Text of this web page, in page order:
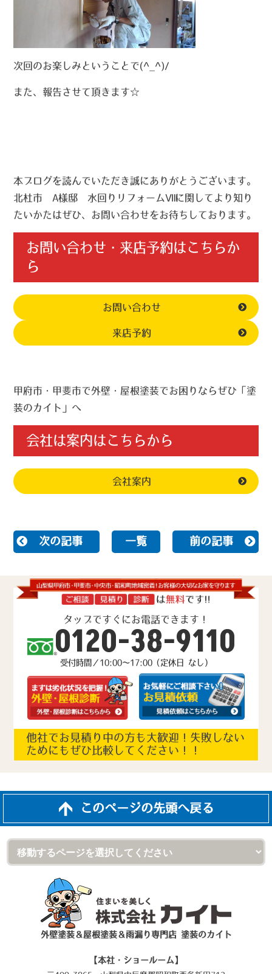
次回のお楽しみということで(^_^)/
また、報告させて頂きます☆
本ブログを読んでいただき誠にありがとうございます。
北杜市 A様邸 水回りリフォームⅧに関してより知り
たいかたはぜひ、お問い合わせをお待ちしております。
お問い合わせ・来店予約はこちらか
ら
お問い合わせ
来店予約
甲府市・甲斐市で外壁・屋根塗装でお困りならぜひ「塗
装のカイト」へ
会社は案内はこちらから
会社案内
次の記事 一覧 前の記事
タップですぐにお電話できます！
0120-38-9110
受付時間／10:00～17:00（定休日 なし）
他社でお見積り中の方も大歓迎！失敗しない
ためにもぜひ比較してください！！
このページの先頭へ戻る
外壁塗装＆屋根塗装＆雨漏り専門店 塗装のカイト
【本社・ショールーム】